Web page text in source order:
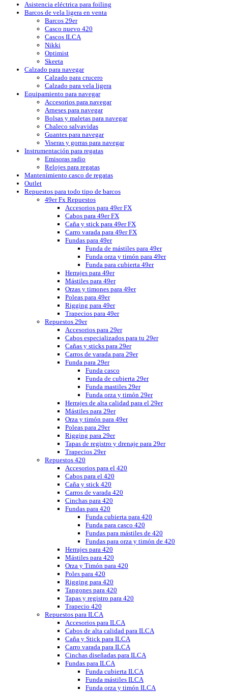
Asistencia eléctrica para foiling
Barcos de vela ligera en venta
Barcos 29er
Casco nuevo 420
Cascos ILCA
Nikki
Optimist
Skeeta
Calzado para navegar
Calzado para crucero
Calzado para vela ligera
Equipamiento para navegar
Accesorios para navegar
Arneses para navegar
Bolsas y maletas para navegar
Chaleco salvavidas
Guantes para navegar
Viseras y gorras para navegar
Instrumentación para regatas
Emisoras radio
Relojes para regatas
Mantenimiento casco de regatas
Outlet
Repuestos para todo tipo de barcos
49er Fx Repuestos
Accesorios para 49er FX
Cabos para 49er FX
Caña y stick para 49er FX
Carro varada para 49er FX
Fundas para 49er
Funda de mástiles para 49er
Funda orza y timón para 49er
Funda para cubierta 49er
Herrajes para 49er
Mástiles para 49er
Orzas y timones para 49er
Poleas para 49er
Rigging para 49er
Trapecios para 49er
Repuestos 29er
Accesorios para 29er
Cabos especializados para tu 29er
Cañas y sticks para 29er
Carros de varada para 29er
Funda para 29er
Funda casco
Funda de cubierta 29er
Funda mastiles 29er
Funda orza y timón 29er
Herrajes de alta calidad para el 29er
Mástiles para 29er
Orza y timón para 49er
Poleas para 29er
Rigging para 29er
Tapas de registro y drenaje para 29er
Trapecios 29er
Repuestos 420
Accesorios para el 420
Cabos para el 420
Caña y stick 420
Carros de varada 420
Cinchas para 420
Fundas para 420
Funda cubierta para 420
Funda para casco 420
Fundas para mástiles de 420
Fundas para orza y timón de 420
Herrajes para 420
Mástiles para 420
Orza y Timón para 420
Poles para 420
Rigging para 420
Tangones para 420
Tapas y registro para 420
Trapecio 420
Repuestos para ILCA
Accesorios para ILCA
Cabos de alta calidad para ILCA
Caña y Stick para ILCA
Carro varada para ILCA
Cinchas diseñadas para ILCA
Fundas para ILCA
Funda cubierta ILCA
Funda mástiles ILCA
Funda orza y timón ILCA